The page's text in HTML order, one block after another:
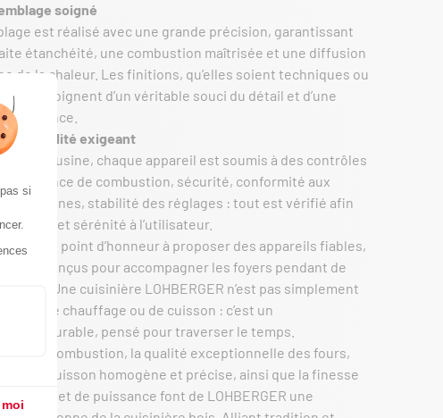
soigné
est réalisé avec une grande précision, garantissant
étanchéité, une combustion maîtrisée et une diffusion
de la chaleur. Les finitions, qu’elles soient techniques ou
témoignent d’un véritable souci du détail et d’une
qualité exigeant
quitter l’usine, chaque appareil est soumis à des contrôles
de combustion, sécurité, conformité aux
européennes, stabilité des réglages : tout est vérifié afin
fiabilité et sérénité à l’utilisateur.
met un point d’honneur à proposer des appareils fiables,
et conçus pour accompagner les foyers pendant de
années. Une cuisinière LOHBERGER n’est pas simplement
de chauffage ou de cuisson : c’est un
durable, pensé pour traverser le temps.
de la combustion, la qualité exceptionnelle des fours,
une cuisson homogène et précise, ainsi que la finesse
d’air et de puissance font de LOHBERGER une